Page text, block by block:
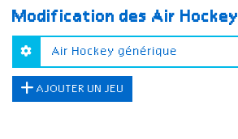
Modification des Air Hockey
AJOUTER UN JEU